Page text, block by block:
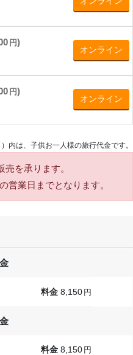
円)
オンライン
円)
オンライン
内は、子供お一人様の旅行代金です。
売を承ります。
営業日までとなります。
8,150 円
8,150 円